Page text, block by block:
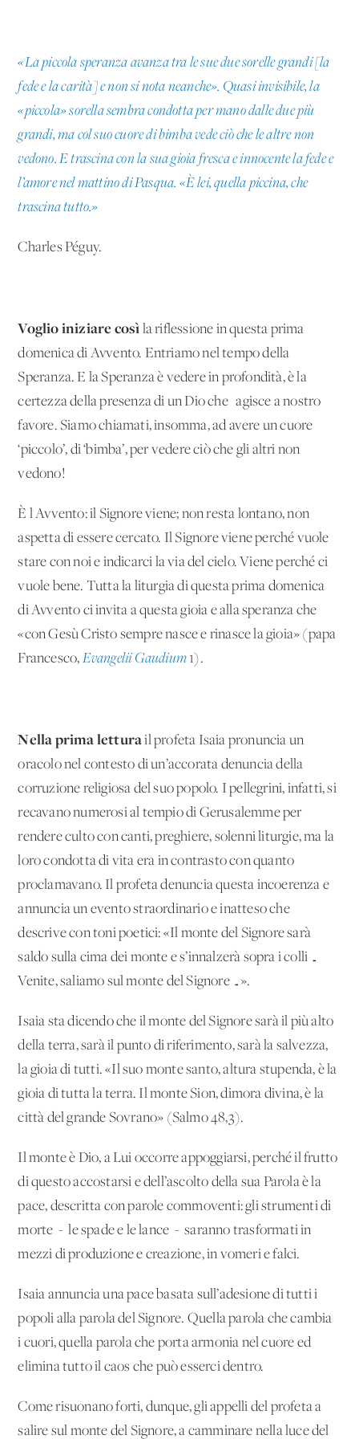
«La piccola speranza avanza tra le sue due sorelle grandi [la
fede e la carità] e non si nota neanche». Quasi invisibile, la
«piccola» sorella sembra condotta per mano dalle due più
grandi, ma col suo cuore di bimba vede ciò che le altre non
vedono. E trascina con la sua gioia fresca e innocente la fede e
l’amore nel mattino di Pasqua. «È lei, quella piccina, che
trascina tutto.»
Charles Péguy.
Voglio iniziare così la riflessione in questa prima
domenica di Avvento. Entriamo nel tempo della
Speranza. E la Speranza è vedere in profondità, è la
certezza della presenza di un Dio che agisce a nostro
favore. Siamo chiamati, insomma, ad avere un cuore
‘piccolo’, di ‘bimba’, per vedere ciò che gli altri non
vedono!
È l'Avvento: il Signore viene; non resta lontano, non
aspetta di essere cercato. Il Signore viene perché vuole
stare con noi e indicarci la via del cielo. Viene perché ci
vuole bene. Tutta la liturgia di questa prima domenica
di Avvento ci invita a questa gioia e alla speranza che
«con Gesù Cristo sempre nasce e rinasce la gioia» (papa
Francesco, Evangelii Gaudium 1).
Nella prima letturail profeta Isaia pronuncia un
oracolo nel contesto di un’accorata denuncia della
corruzione religiosa del suo popolo. I pellegrini, infatti, si
recavano numerosi al tempio di Gerusalemme per
rendere culto con canti, preghiere, solenni liturgie, ma la
loro condotta di vita era in contrasto con quanto
proclamavano. Il profeta denuncia questa incoerenza e
annuncia un evento straordinario e inatteso che
descrive con toni poetici: «Il monte del Signore sarà
saldo sulla cima dei monte e s’innalzerà sopra i colli …
Venite, saliamo sul monte del Signore …».
Isaia sta dicendo che il monte del Signore sarà il più alto
della terra, sarà il punto di riferimento, sarà la salvezza,
la gioia di tutti. «Il suo monte santo, altura stupenda, è la
gioia di tutta la terra. Il monte Sion, dimora divina, è la
città del grande Sovrano» (Salmo 48,3).
Il monte è Dio, a Lui occorre appoggiarsi, perché il frutto
di questo accostarsi e dell’ascolto della sua Parola è la
pace, descritta con parole commoventi: gli strumenti di
morte - le spade e le lance - saranno trasformati in
mezzi di produzione e creazione, in vomeri e falci.
Isaia annuncia una pace basata sull’adesione di tutti i
popoli alla parola del Signore. Quella parola che cambia
i cuori, quella parola che porta armonia nel cuore ed
elimina tutto il caos che può esserci dentro.
Come risuonano forti, dunque, gli appelli del profeta a
salire sul monte del Signore, a camminare nella luce del